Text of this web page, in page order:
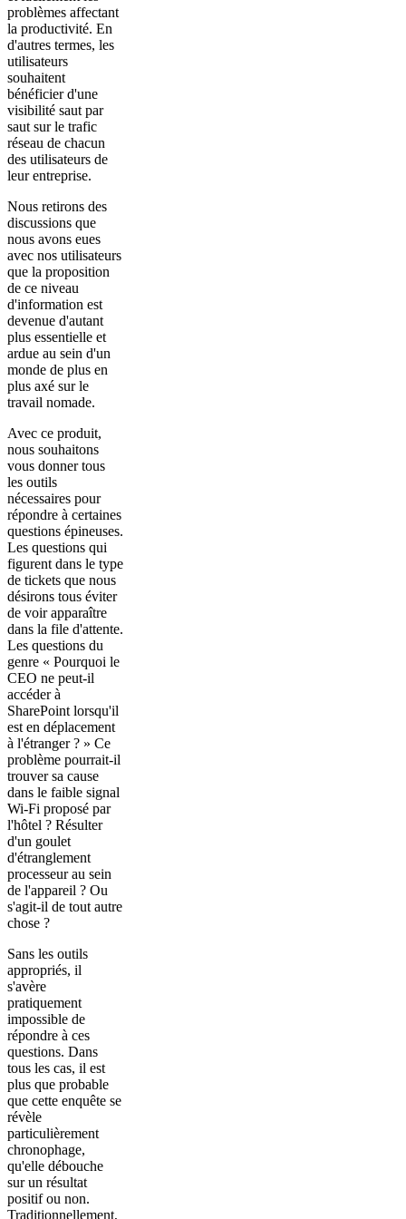
problèmes affectant
la productivité. En
d'autres termes, les
utilisateurs
souhaitent
bénéficier d'une
visibilité saut par
saut sur le trafic
réseau de chacun
des utilisateurs de
leur entreprise.
Nous retirons des
discussions que
nous avons eues
avec nos utilisateurs
que la proposition
de ce niveau
d'information est
devenue d'autant
plus essentielle et
ardue au sein d'un
monde de plus en
plus axé sur le
travail nomade.
Avec ce produit,
nous souhaitons
vous donner tous
les outils
nécessaires pour
répondre à certaines
questions épineuses.
Les questions qui
figurent dans le type
de tickets que nous
désirons tous éviter
de voir apparaître
dans la file d'attente.
Les questions du
genre « Pourquoi le
CEO ne peut-il
accéder à
SharePoint lorsqu'il
est en déplacement
à l'étranger ? » Ce
problème pourrait-il
trouver sa cause
dans le faible signal
Wi-Fi proposé par
l'hôtel ? Résulter
d'un goulet
d'étranglement
processeur au sein
de l'appareil ? Ou
s'agit-il de tout autre
chose ?
Sans les outils
appropriés, il
s'avère
pratiquement
impossible de
répondre à ces
questions. Dans
tous les cas, il est
plus que probable
que cette enquête se
révèle
particulièrement
chronophage,
qu'elle débouche
sur un résultat
positif ou non.
Traditionnellement,